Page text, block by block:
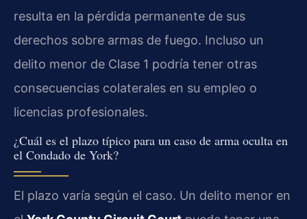
resulta en la pérdida permanente de sus
derechos sobre armas de fuego. Incluso un
delito menor de Clase 1 podría tener otras
consecuencias colaterales en su empleo o
licencias profesionales.
¿Cuál es el plazo típico para un caso de arma oculta en
el Condado de York?
El plazo varía según el caso. Un delito menor en